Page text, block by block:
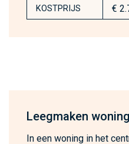
KOSTPRIJS €
Leegmaken woning
In een woning in het